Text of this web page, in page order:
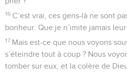
16 C’est vrai, ces gens-là ne sont
bonheur. Que je n’imite jamais
17 Mais est-ce que nous voyons
s’éteindre tout à coup ? Nous
tomber sur eux, et la colère de